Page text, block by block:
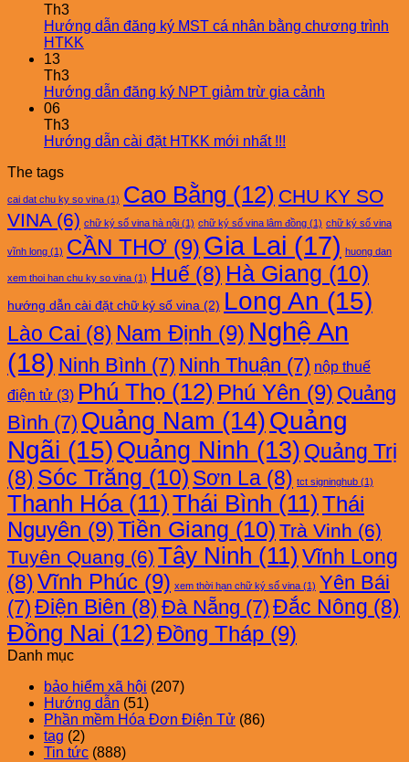
Th3
Hướng dẫn đăng ký MST cá nhân bằng chương trình
HTKK
13
Th3
Hướng dẫn đăng ký NPT giảm trừ gia cảnh
06
Th3
Hướng dẫn cài đặt HTKK mới nhất !!!
The tags
cai dat chu ky so vina (1) Cao Bằng (12) CHU KY SO
VINA(6) chữ ký số vina hà nội (1) chữ ký số vina lâm đồng (1) chữ ký số vina
vĩnh long (1) CẦN THƠ (9) Gia Lai (17) huong dan
xem thoi han chu ky so vina (1) Huế (8) Hà Giang (10)
hướng dẫn cài đặt chữ ký số vina (2) Long An (15)
Lào Cai (8) Nam Định (9) Nghệ An
(18) Ninh Bình (7) Ninh Thuận (7) nộp thuế
điện tử (3) Phú Thọ (12) Phú Yên (9) Quảng
Bình (7) Quảng Nam (14)Quảng
Ngãi (15) Quảng Ninh (13) Quảng Trị
(8) Sóc Trăng (10) Sơn La (8) tct signinghub (1)
Thanh Hóa(11) Thái Bình (11) Thái
Nguyên (9)Tiền Giang (10) Trà Vinh (6)
Tuyên Quang (6) Tây Ninh (11) Vĩnh Long
(8)Vĩnh Phúc (9) xem thời hạn chữ ký số vina (1) Yên Bái
(7) Điện Biên (8) Đà Nẵng (7) Đắc Nông (8)
Đồng Nai (12) Đồng Tháp (9)
Danh mục
bảo hiểm xã hội (207)
Hướng dẫn (51)
Phần mềm Hóa Đơn Điện Tử (86)
tag (2)
Tin tức (888)